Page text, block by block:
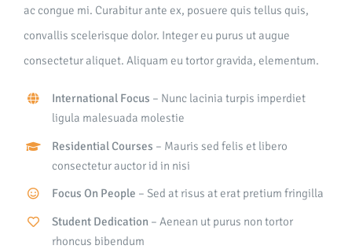
ac congue mi. Curabitur ante ex, posuere quis tellus quis,
convallis scelerisque dolor. Integer eu purus ut augue
consectetur aliquet. Aliquam eu tortor gravida, elementum.
International Focus – Nunc lacinia turpis imperdiet
ligula malesuada molestie
Residential Courses – Mauris sed felis et libero
consectetur auctor id in nisi
Focus On People – Sed at risus at erat pretium fringilla
Student Dedication – Aenean ut purus non tortor
rhoncus bibendum